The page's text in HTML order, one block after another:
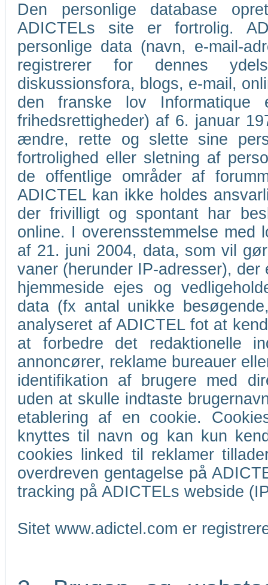
Den personlige database
ADICTELs site er fortrolig.
personlige data (navn, e-mail-
registrerer for dennes
diskussionsfora, blogs, e-mail,
den franske lov Informatique
frihedsrettigheder) af 6. januar
ændre, rette og slette sine
fortrolighed eller sletning af
de offentlige områder af
ADICTEL kan ikke holdes
der frivilligt og spontant har
online. I overensstemmelse med
af 21. juni 2004, data, som vil
vaner (herunder IP-adresser),
hjemmeside ejes og
data (fx antal unikke
analyseret af ADICTEL fot at
at forbedre det redaktionelle
annoncører, reklame bureauer
identifikation af brugere med
uden at skulle indtaste
etablering af en cookie.
knyttes til navn og kan kun
cookies linked til reklamer
overdreven gentagelse på
tracking på ADICTELs webside
Sitet www.adictel.com er